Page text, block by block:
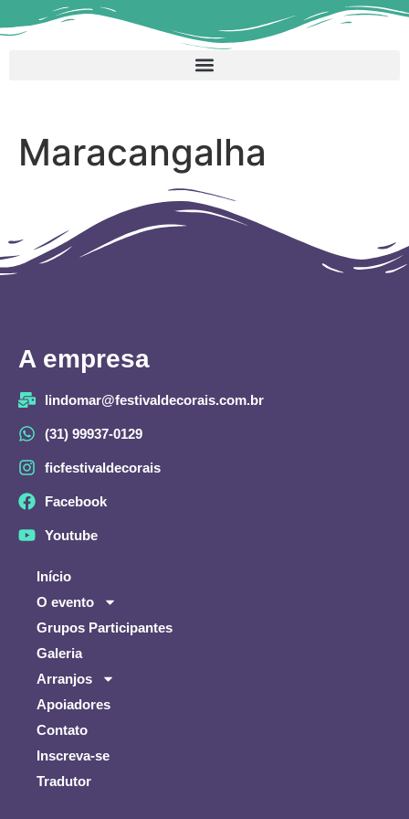
Maracangalha
A empresa
lindomar@festivaldecorais.com.br
(31) 99937-0129
ficfestivaldecorais
Facebook
Youtube
Início
O evento
Grupos Participantes
Galeria
Arranjos
Apoiadores
Contato
Inscreva-se
Tradutor